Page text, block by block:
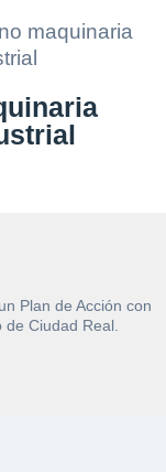
Plan de Acción con
Ciudad Real.